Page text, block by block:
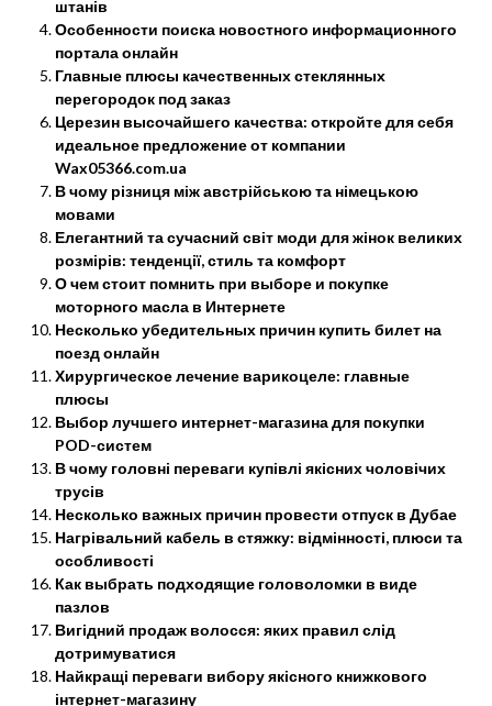
штанів
Особенности поиска новостного информационного
портала онлайн
Главные плюсы качественных стеклянных
перегородок под заказ
Церезин высочайшего качества: откройте для себя
идеальное предложение от компании
Wax05366.com.ua
В чому різниця між австрійською та німецькою
мовами
Елегантний та сучасний світ моди для жінок великих
розмірів: тенденції, стиль та комфорт
О чем стоит помнить при выборе и покупке
моторного масла в Интернете
Несколько убедительных причин купить билет на
поезд онлайн
Хирургическое лечение варикоцеле: главные
плюсы
Выбор лучшего интернет-магазина для покупки
POD-систем
В чому головні переваги купівлі якісних чоловічих
трусів
Несколько важных причин провести отпуск в Дубае
Нагрівальний кабель в стяжку: відмінності, плюси та
особливості
Как выбрать подходящие головоломки в виде
пазлов
Вигідний продаж волосся: яких правил слід
дотримуватися
Найкращі переваги вибору якісного книжкового
інтернет-магазину